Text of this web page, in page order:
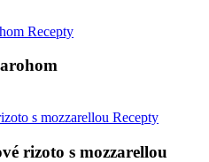
Recepty
Recepty
rizoto s mozzarellou